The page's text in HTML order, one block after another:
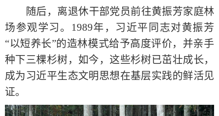
随后 ， 离退休干部党员前往黄振芳家庭林
场参观学习。
1989年 ， 习近平同志对黄振芳
“以短养长”的造林模式给予高度评价，并亲手
种下三棵杉树， 如今，这些杉树已茁壮成长，
成为习近平生态文明思想在基层实践的鲜活见
证。